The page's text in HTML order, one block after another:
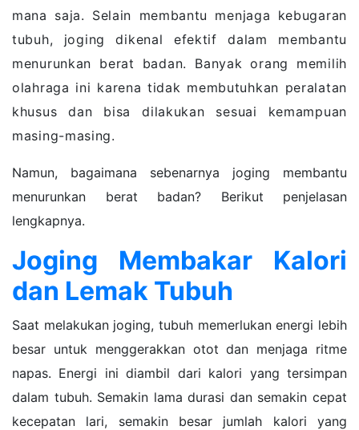
mana saja. Selain membantu menjaga kebugaran
tubuh, joging dikenal efektif dalam membantu
menurunkan berat badan. Banyak orang memilih
olahraga ini karena tidak membutuhkan peralatan
khusus dan bisa dilakukan sesuai kemampuan
masing-masing.
Namun, bagaimana sebenarnya joging membantu
menurunkan berat badan? Berikut penjelasan
lengkapnya.
Joging Membakar Kalori
dan Lemak Tubuh
Saat melakukan joging, tubuh memerlukan energi lebih
besar untuk menggerakkan otot dan menjaga ritme
napas. Energi ini diambil dari kalori yang tersimpan
dalam tubuh. Semakin lama durasi dan semakin cepat
kecepatan lari, semakin besar jumlah kalori yang